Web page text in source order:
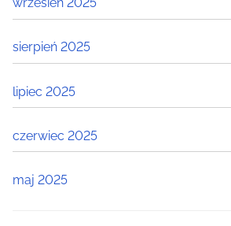
sierpień 2025
lipiec 2025
czerwiec 2025
maj 2025